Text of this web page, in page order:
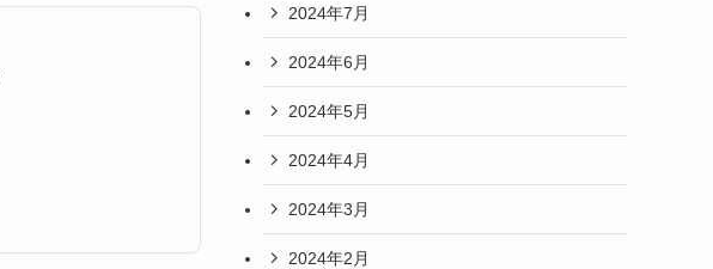
2024年7月
2024年6月
2024年5月
2024年4月
2024年3月
2024年2月